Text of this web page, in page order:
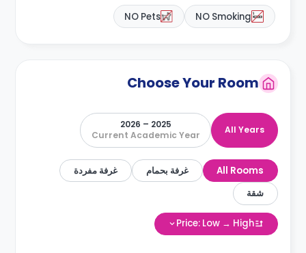
NO Smoking
NO Pets
Choose Your Room
All Years
2025 – 2026
Current Academic Year
All Rooms غرفة بحمام
غرفة مفردة
شقة
Price: Low → High